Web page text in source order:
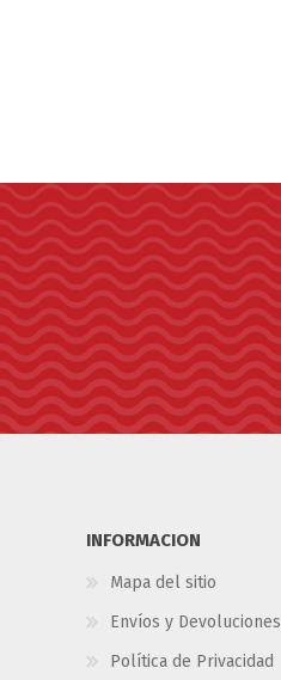
INFORMACION
Mapa del sitio
Envíos y Devoluciones
Política de Privacidad